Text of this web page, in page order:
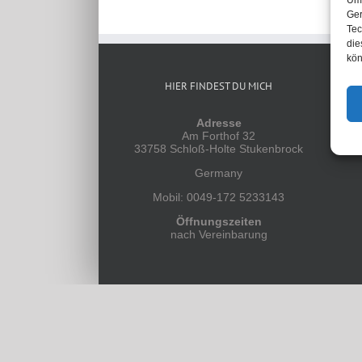
HIER FINDEST DU MICH
Adresse
Am Forthof 32
33758 Schloß-Holte Stukenbrock
Germany
Mobil: 0049-172 5233143
Öffnungszeiten
nach Vereinbarung